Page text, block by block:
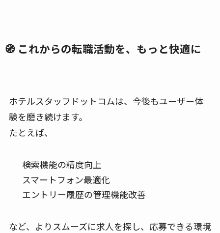
🧭 これからの転職活動を、もっと快適に
ホテルスタッフドットコムは、今後もユーザー体
験を磨き続けます。
たとえば、
検索機能の精度向上
スマートフォン最適化
エントリー履歴の管理機能改善
など、よりスムーズに求人を探し、応募できる環境